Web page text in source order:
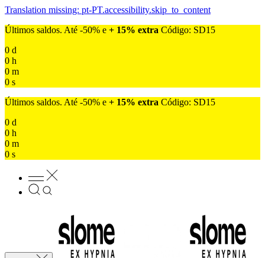
Translation missing: pt-PT.accessibility.skip_to_content
Últimos saldos. Até -50% e + 15% extra Código: SD15
0 d
0 h
0 m
0 s
Últimos saldos. Até -50% e + 15% extra Código: SD15
0 d
0 h
0 m
0 s